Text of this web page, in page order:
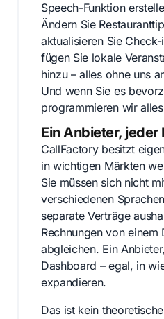
Speech-Funktion
Ändern Sie
aktualisieren Sie
fügen Sie lokale
hinzu – alles ohne uns
Und wenn Sie es
programmieren wir
Ein Anbieter, jeder
CallFactory besitzt
in wichtigen Märkten
Sie müssen sich nicht
verschiedenen
separate Verträge
Rechnungen von einem
abgleichen. Ein
Dashboard – egal, in
expandieren.
Das ist kein